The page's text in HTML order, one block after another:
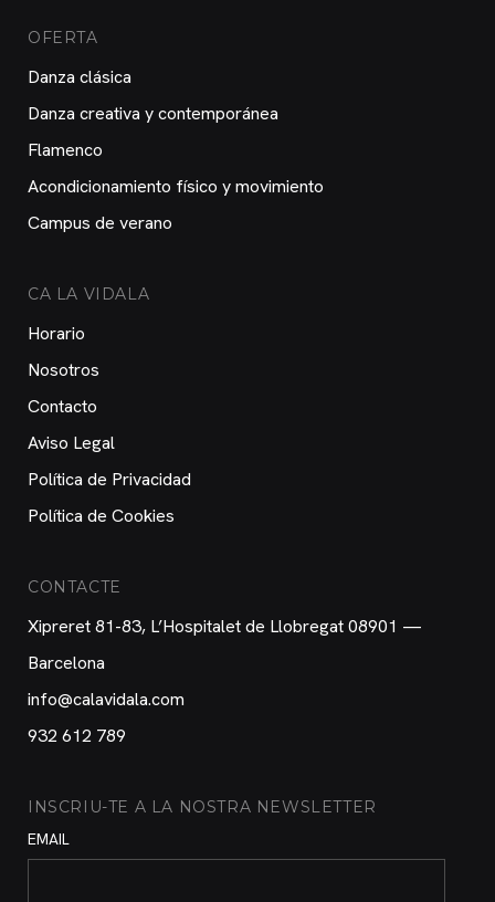
OFERTA
Danza clásica
Danza creativa y contemporánea
Flamenco
Acondicionamiento físico y movimiento
Campus de verano
CA LA VIDALA
Horario
Nosotros
Contacto
Aviso Legal
Política de Privacidad
Política de Cookies
CONTACTE
Xipreret 81-83, L’Hospitalet de Llobregat 08901 —
Barcelona
info@calavidala.com
932 612 789
INSCRIU-TE A LA NOSTRA NEWSLETTER
EMAIL